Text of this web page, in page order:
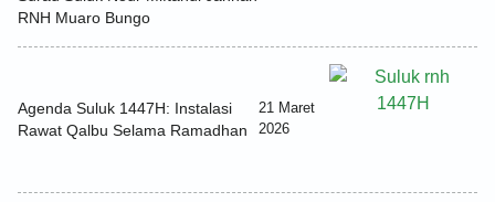
RNH Muaro Bungo
Agenda Suluk 1447H: Instalasi
Rawat Qalbu Selama Ramadhan
21 Maret
2026